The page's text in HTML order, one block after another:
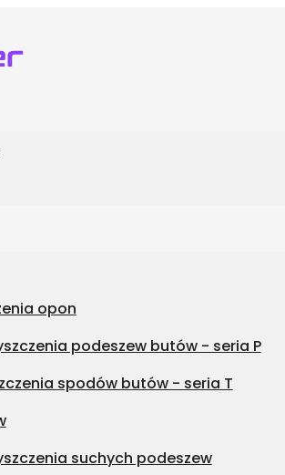
opon
podeszew butów - seria P
spodów butów - seria T
suchych podeszew